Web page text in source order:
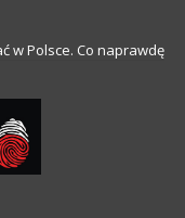
w Polsce. Co naprawdę